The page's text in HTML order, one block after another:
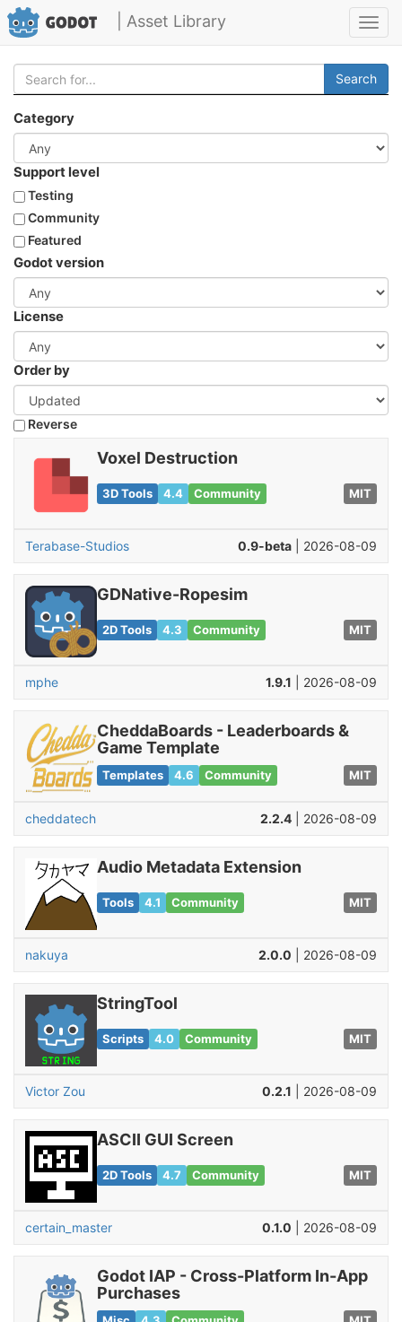
| Asset Library
Search
Category
Support level
Testing
Community
Featured
Godot version
License
Order by
Reverse
Voxel Destruction
3D Tools 4.4 Community MIT
Terabase-Studios 0.9-beta | 2026-08-09
GDNative-Ropesim
2D Tools 4.3 Community MIT
mphe 1.9.1 | 2026-08-09
CheddaBoards - Leaderboards &
Game Template
Templates 4.6 Community MIT
cheddatech 2.2.4 | 2026-08-09
Audio Metadata Extension
Tools 4.1 Community MIT
nakuya 2.0.0 | 2026-08-09
StringTool
Scripts 4.0 Community MIT
Victor Zou 0.2.1 | 2026-08-09
ASCII GUI Screen
2D Tools 4.7 Community MIT
certain_master 0.1.0 | 2026-08-09
Godot IAP - Cross-Platform In-App
Purchases